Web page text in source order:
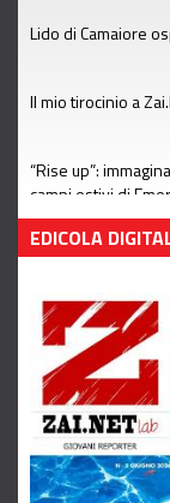
Lido di Camaiore
Il mio tirocinio a
“Rise up”:
campi estivi di
EDICOLA